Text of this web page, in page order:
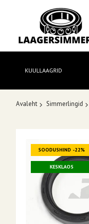
KUULLAAGRID
Avaleht Simmerlingid
Skip
the
images
gallery
SOODUSHIND -22%
KESKLAOS